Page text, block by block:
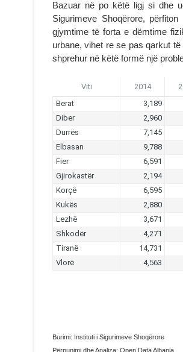
Bazuar në po këtë ligj si dhe
Sigurimeve Shoqërore,
gjymtime të forta e dëmtime
urbane, vihet re se pas qarkut
shprehur në këtë formë një
Burimi: Instituti i Sigurimeve Shoqërore
Përpunimi dhe Analiza: Open Data Albania